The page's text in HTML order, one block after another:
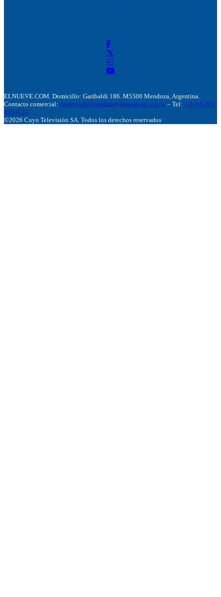
ELNUEVE.COM. Domicillo: Garibaldi 186. M5500 Mendoza, Argentina.
Contacto comercial: comercial@canalnuevemendoza.com.ar – Tel: +(54) 9 261
4204020
©2026 Cuyo Televisión SA. Todos los derechos reservados